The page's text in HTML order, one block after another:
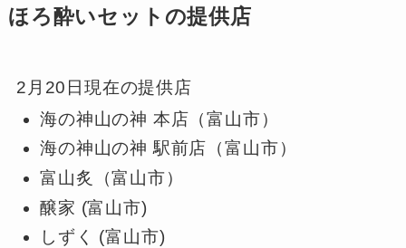
ほろ酔いセットの提供店
2月20日現在の提供店
海の神山の神 本店（富山市）
海の神山の神 駅前店（富山市）
富山炙（富山市）
醸家 (富山市)
しずく (富山市)